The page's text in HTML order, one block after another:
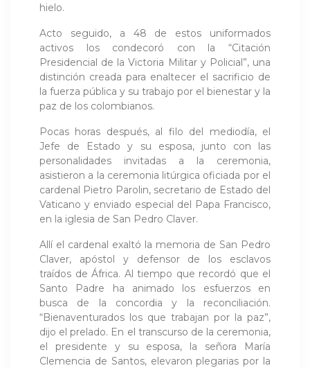
hielo.
Acto seguido, a 48 de estos uniformados
activos los condecoró con la “Citación
Presidencial de la Victoria Militar y Policial”, una
distinción creada para enaltecer el sacrificio de
la fuerza pública y su trabajo por el bienestar y la
paz de los colombianos.
Pocas horas después, al filo del mediodía, el
Jefe de Estado y su esposa, junto con las
personalidades invitadas a la ceremonia,
asistieron a la ceremonia litúrgica oficiada por el
cardenal Pietro Parolin, secretario de Estado del
Vaticano y enviado especial del Papa Francisco,
en la iglesia de San Pedro Claver.
Allí el cardenal exaltó la memoria de San Pedro
Claver, apóstol y defensor de los esclavos
traídos de África. Al tiempo que recordó que el
Santo Padre ha animado los esfuerzos en
busca de la concordia y la reconciliación.
“Bienaventurados los que trabajan por la paz”,
dijo el prelado. En el transcurso de la ceremonia,
el presidente y su esposa, la señora María
Clemencia de Santos, elevaron plegarias por la